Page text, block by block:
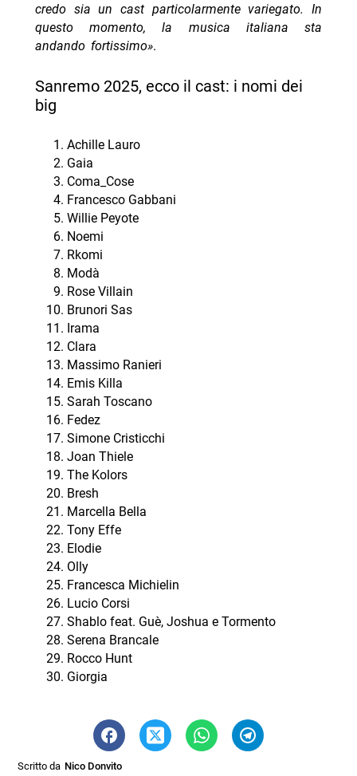
credo sia un cast particolarmente variegato. In
questo momento, la musica italiana sta
andando fortissimo».
Sanremo 2025, ecco il cast: i nomi dei
big
Achille Lauro
Gaia
Coma_Cose
Francesco Gabbani
Willie Peyote
Noemi
Rkomi
Modà
Rose Villain
Brunori Sas
Irama
Clara
Massimo Ranieri
Emis Killa
Sarah Toscano
Fedez
Simone Cristicchi
Joan Thiele
The Kolors
Bresh
Marcella Bella
Tony Effe
Elodie
Olly
Francesca Michielin
Lucio Corsi
Shablo feat. Guè, Joshua e Tormento
Serena Brancale
Rocco Hunt
Giorgia
Scritto da Nico Donvito